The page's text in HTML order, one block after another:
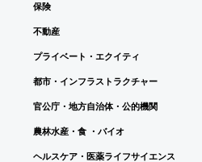
保険
不動産
プライベート・エクイティ
都市・インフラストラクチャー
官公庁・地方自治体・公的機関
農林水産・食 ・バイオ
ヘルスケア・医薬ライフサイエンス